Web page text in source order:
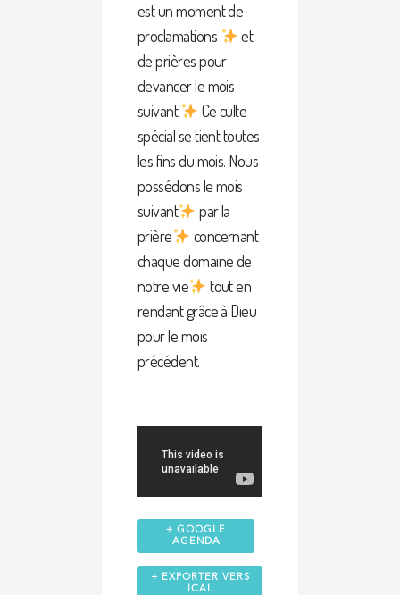
est un moment de
proclamations
et
de prières pour
devancer le mois
suivant.
Ce culte
spécial se tient toutes
les fins du mois. Nous
possédons le mois
suivant
par la
prière
concernant
chaque domaine de
notre vie
tout en
rendant grâce à Dieu
pour le mois
précédent.
+ GOOGLE
AGENDA
+ EXPORTER VERS
ICAL